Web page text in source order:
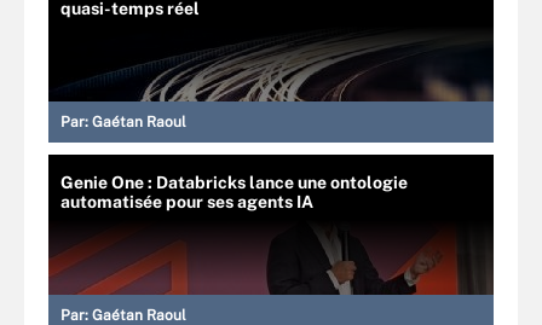
quasi-temps réel
Par: Gaétan Raoul
Genie One : Databricks lance une ontologie
automatisée pour ses agents IA
Par: Gaétan Raoul